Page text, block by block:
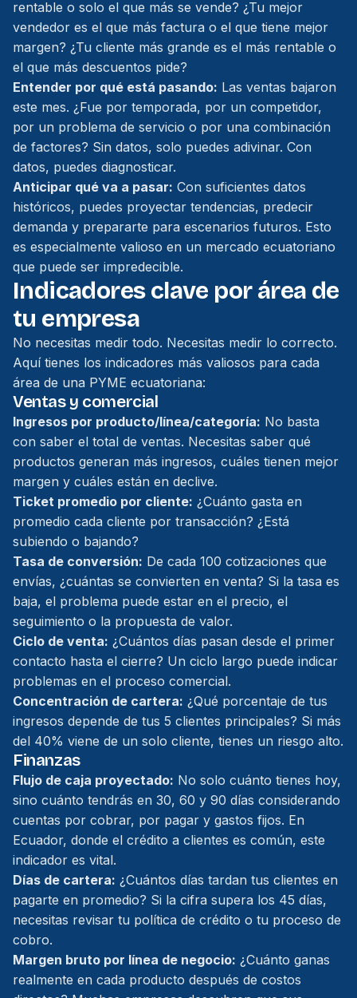
rentable o solo el que más se vende? ¿Tu mejor
vendedor es el que más factura o el que tiene mejor
margen? ¿Tu cliente más grande es el más rentable o
el que más descuentos pide?
Entender por qué está pasando: Las ventas bajaron
este mes. ¿Fue por temporada, por un competidor,
por un problema de servicio o por una combinación
de factores? Sin datos, solo puedes adivinar. Con
datos, puedes diagnosticar.
Anticipar qué va a pasar: Con suficientes datos
históricos, puedes proyectar tendencias, predecir
demanda y prepararte para escenarios futuros. Esto
es especialmente valioso en un mercado ecuatoriano
que puede ser impredecible.
Indicadores clave por área de
tu empresa
No necesitas medir todo. Necesitas medir lo correcto.
Aquí tienes los indicadores más valiosos para cada
área de una PYME ecuatoriana:
Ventas y comercial
Ingresos por producto/línea/categoría: No basta
con saber el total de ventas. Necesitas saber qué
productos generan más ingresos, cuáles tienen mejor
margen y cuáles están en declive.
Ticket promedio por cliente: ¿Cuánto gasta en
promedio cada cliente por transacción? ¿Está
subiendo o bajando?
Tasa de conversión: De cada 100 cotizaciones que
envías, ¿cuántas se convierten en venta? Si la tasa es
baja, el problema puede estar en el precio, el
seguimiento o la propuesta de valor.
Ciclo de venta: ¿Cuántos días pasan desde el primer
contacto hasta el cierre? Un ciclo largo puede indicar
problemas en el proceso comercial.
Concentración de cartera: ¿Qué porcentaje de tus
ingresos depende de tus 5 clientes principales? Si más
del 40% viene de un solo cliente, tienes un riesgo alto.
Finanzas
Flujo de caja proyectado: No solo cuánto tienes hoy,
sino cuánto tendrás en 30, 60 y 90 días considerando
cuentas por cobrar, por pagar y gastos fijos. En
Ecuador, donde el crédito a clientes es común, este
indicador es vital.
Días de cartera: ¿Cuántos días tardan tus clientes en
pagarte en promedio? Si la cifra supera los 45 días,
necesitas revisar tu política de crédito o tu proceso de
cobro.
Margen bruto por línea de negocio: ¿Cuánto ganas
realmente en cada producto después de costos